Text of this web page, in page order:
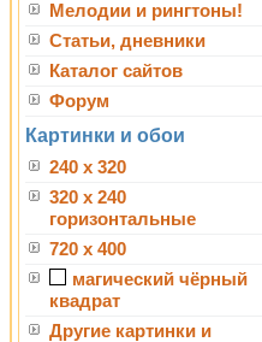
Мелодии и рингтоны!
Статьи, дневники
Каталог сайтов
Форум
Картинки и обои
240 x 320
320 x 240
горизонтальные
720 x 400
магический чёрный
квадрат
Другие картинки и